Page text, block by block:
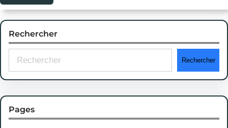
Rechercher
e
r
c
Rechercher
Pages